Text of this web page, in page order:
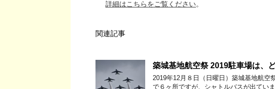
詳細はこちらをご覧ください。
関連記事
築城基地航空祭 2019駐車場は、
2019年12月８日（日曜日）築城基地航空
で６ヶ所ですが、シャトルバスが出てい